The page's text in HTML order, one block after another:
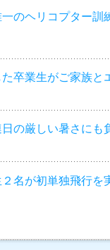
のヘリコプター訓
卒業生がご家族と
の厳しい暑さにも
名が初単独飛行を